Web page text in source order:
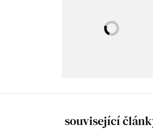
související